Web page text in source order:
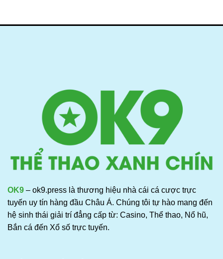
OK9 – ok9.press là thương hiệu nhà cái cá cược trực
tuyến uy tín hàng đầu Châu Á. Chúng tôi tự hào mang đến
hệ sinh thái giải trí đẳng cấp từ: Casino, Thể thao, Nổ hũ,
Bắn cá đến Xổ số trực tuyến.